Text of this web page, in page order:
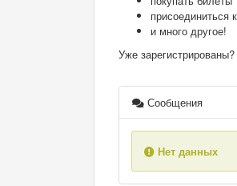
присоединиться
и много другое!
Уже зарегистрированы?
Сообщения
Нет данных